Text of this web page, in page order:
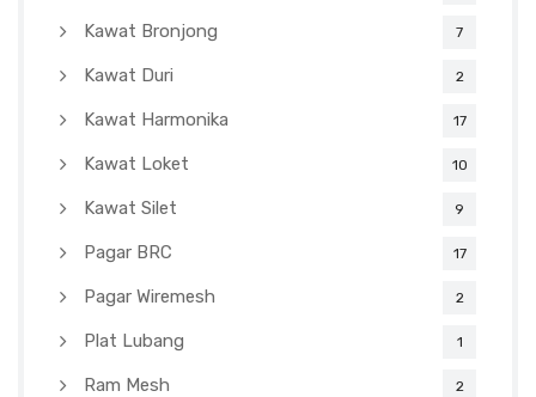
Kawat Bronjong 7
Kawat Duri 2
Kawat Harmonika 17
Kawat Loket 10
Kawat Silet 9
Pagar BRC 17
Pagar Wiremesh 2
Plat Lubang 1
Ram Mesh 2